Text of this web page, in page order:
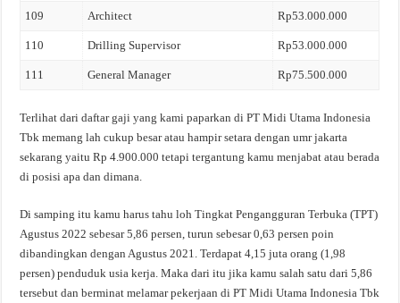
109 Architect Rp53.000.000
110 Drilling Supervisor Rp53.000.000
111 General Manager Rp75.500.000
Terlihat dari daftar gaji yang kami paparkan di PT Midi Utama Indonesia
Tbk memang lah cukup besar atau hampir setara dengan umr jakarta
sekarang yaitu Rp 4.900.000 tetapi tergantung kamu menjabat atau berada
di posisi apa dan dimana.
Di samping itu kamu harus tahu loh Tingkat Pengangguran Terbuka (TPT)
Agustus 2022 sebesar 5,86 persen, turun sebesar 0,63 persen poin
dibandingkan dengan Agustus 2021. Terdapat 4,15 juta orang (1,98
persen) penduduk usia kerja. Maka dari itu jika kamu salah satu dari 5,86
tersebut dan berminat melamar pekerjaan di PT Midi Utama Indonesia Tbk